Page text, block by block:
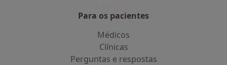
Para os pacientes
Médicos
Clínicas
Perguntas e respostas